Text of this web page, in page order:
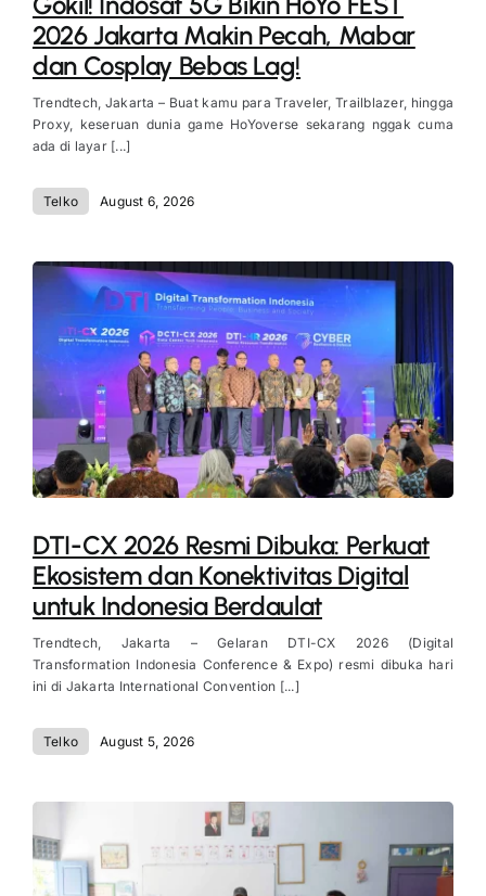
2026 Jakarta Makin Pecah, Mabar
dan Cosplay Bebas Lag!
Trendtech, Jakarta – Buat kamu para Traveler, Trailblazer, hingga
Proxy, keseruan dunia game HoYoverse sekarang nggak cuma
ada di layar [...]
Telko August 6, 2026
DTI-CX 2026 Resmi Dibuka: Perkuat
Ekosistem dan Konektivitas Digital
untuk Indonesia Berdaulat
Trendtech, Jakarta – Gelaran DTI-CX 2026 (Digital
Transformation Indonesia Conference & Expo) resmi dibuka hari
ini di Jakarta International Convention [...]
Telko August 5, 2026